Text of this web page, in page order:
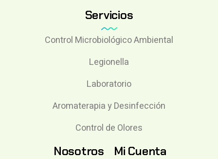
Servicios
Control Microbiológico Ambiental
Legionella
Laboratorio
Aromaterapia y Desinfección
Control de Olores
Nosotros Mi Cuenta